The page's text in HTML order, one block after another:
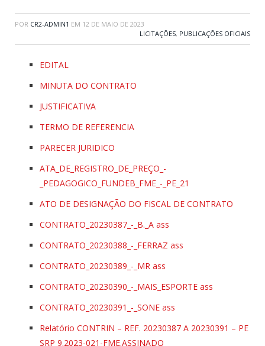
POR CR2-ADMIN1 EM 12 DE MAIO DE 2023
LICITAÇÕES, PUBLICAÇÕES OFICIAIS
EDITAL
MINUTA DO CONTRATO
JUSTIFICATIVA
TERMO DE REFERENCIA
PARECER JURIDICO
ATA_DE_REGISTRO_DE_PREÇO_-
_PEDAGOGICO_FUNDEB_FME_-_PE_21
ATO DE DESIGNAÇÃO DO FISCAL DE CONTRATO
CONTRATO_20230387_-_B._A ass
CONTRATO_20230388_-_FERRAZ ass
CONTRATO_20230389_-_MR ass
CONTRATO_20230390_-_MAIS_ESPORTE ass
CONTRATO_20230391_-_SONE ass
Relatório CONTRIN – REF. 20230387 A 20230391 – PE
SRP 9.2023-021-FME.ASSINADO